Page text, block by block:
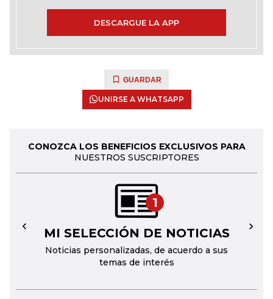
DESCARGUE LA APP
GUARDAR
UNIRSE A WHATSAPP
CONOZCA LOS BENEFICIOS EXCLUSIVOS PARA
NUESTROS SUSCRIPTORES
1
MI SELECCIÓN DE NOTICIAS
Noticias personalizadas, de acuerdo a sus
temas de interés
← →